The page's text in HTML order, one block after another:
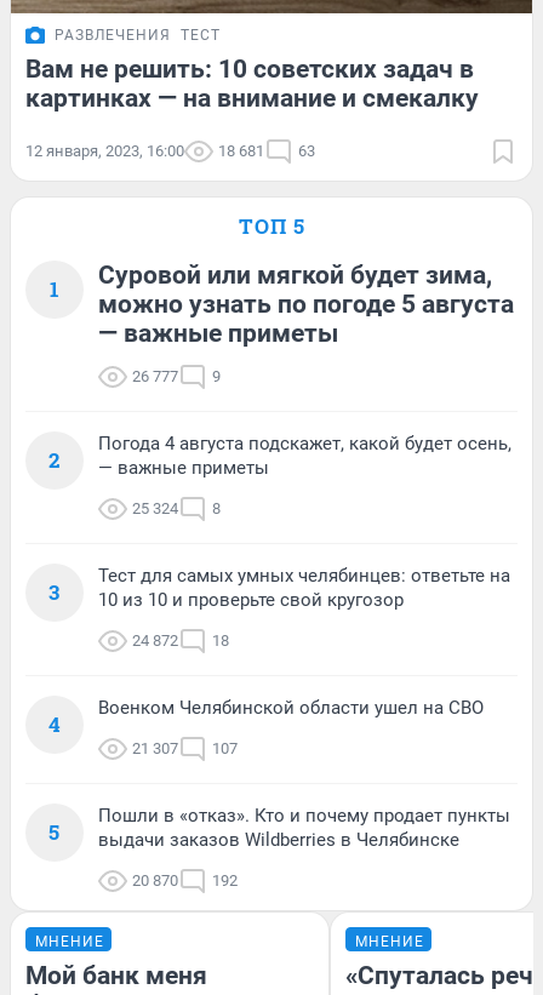
РАЗВЛЕЧЕНИЯ ТЕСТ
Вам не решить: 10 советских задач в
картинках — на внимание и смекалку
12 января, 2023, 16:00 18 681 63
ТОП 5
1
Суровой или мягкой будет зима,
можно узнать по погоде 5 августа
— важные приметы
26 777 9
2
Погода 4 августа подскажет, какой будет осень,
— важные приметы
25 324 8
3
Тест для самых умных челябинцев: ответьте на
10 из 10 и проверьте свой кругозор
24 872 18
4
Военком Челябинской области ушел на СВО
21 307 107
5
Пошли в «отказ». Кто и почему продает пункты
выдачи заказов Wildberries в Челябинске
20 870 192
МНЕНИЕ
Мой банк меня
МНЕНИЕ
«Спуталась